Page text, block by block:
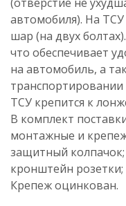
автомобиля). На
шар (на двух
что обеспечивает
на автомобиль, а
ТСУ крепится к
В комплект
монтажные и
защитный колпачок;
кронштейн розетки;
Крепеж оцинкован.